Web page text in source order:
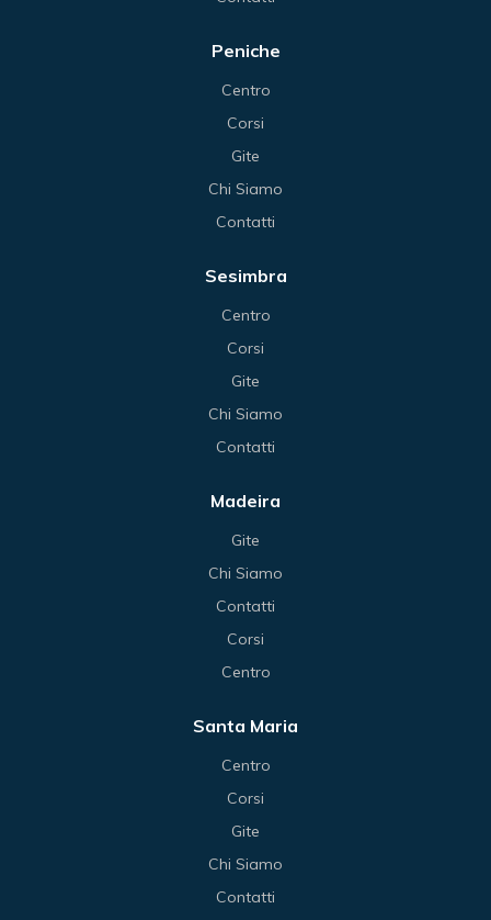
Peniche
Centro
Corsi
Gite
Chi Siamo
Contatti
Sesimbra
Centro
Corsi
Gite
Chi Siamo
Contatti
Madeira
Gite
Chi Siamo
Contatti
Corsi
Centro
Santa Maria
Centro
Corsi
Gite
Chi Siamo
Contatti